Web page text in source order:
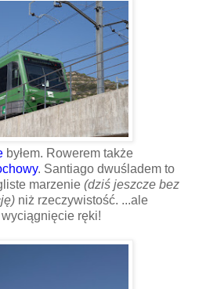
byłem. Rowerem także
y. Santiago dwuśladem to
marzenie (dziś jeszcze bez
niż rzeczywistość. ...ale
wyciągnięcie ręki!